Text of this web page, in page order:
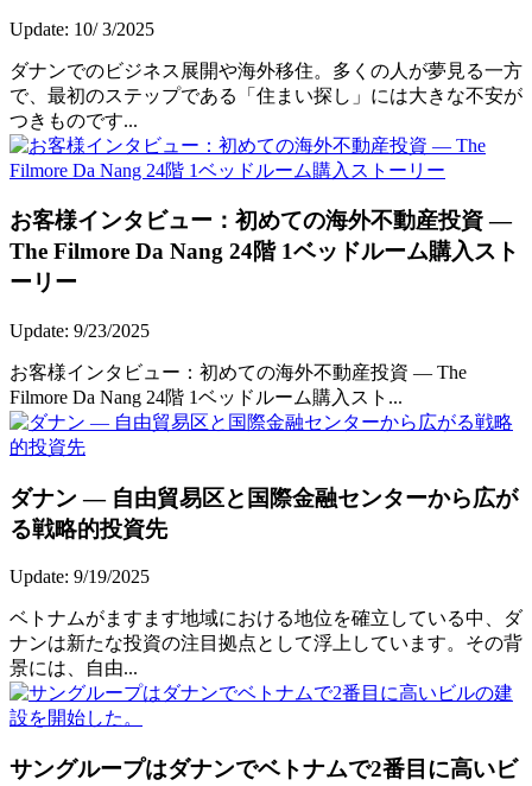
Update: 10/ 3/2025
ダナンでのビジネス展開や海外移住。多くの人が夢見る一方
で、最初のステップである「住まい探し」には大きな不安が
つきものです...
お客様インタビュー：初めての海外不動産投資 ―
The Filmore Da Nang 24階 1ベッドルーム購入スト
ーリー
Update: 9/23/2025
お客様インタビュー：初めての海外不動産投資 ― The
Filmore Da Nang 24階 1ベッドルーム購入スト...
ダナン ― 自由貿易区と国際金融センターから広が
る戦略的投資先
Update: 9/19/2025
ベトナムがますます地域における地位を確立している中、ダ
ナンは新たな投資の注目拠点として浮上しています。その背
景には、自由...
サングループはダナンでベトナムで2番目に高いビ